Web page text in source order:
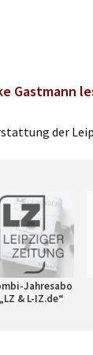
Gastmann
der
Jahresabo
„LZ & L-IZ.de“